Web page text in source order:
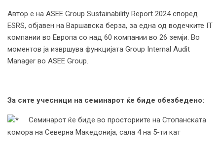
Автор е на ASEE Group Sustainability Report 2024 според
ESRS, објавен на Варшавска берза, за една од водечките IT
компании во Европа со над 60 компании во 26 земји. Во
моментов ја извршува функцијата Group Internal Audit
Manager во ASEE Group.
За сите учесници на семинарот ќе биде обезбедено:
Семинарот ќе биде во просториите на Стопанската
комора на Северна Македонија, сала 4 на 5-ти кат